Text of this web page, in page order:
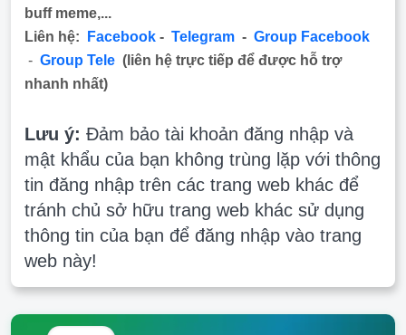
buff meme,...
Liên hệ:
Facebook - Telegram - Group Facebook
- Group Tele (liên hệ trực tiếp để được hỗ trợ
nhanh nhất)
Lưu ý: Đảm bảo tài khoản đăng nhập và
mật khẩu của bạn không trùng lặp với thông
tin đăng nhập trên các trang web khác để
tránh chủ sở hữu trang web khác sử dụng
thông tin của bạn để đăng nhập vào trang
web này!